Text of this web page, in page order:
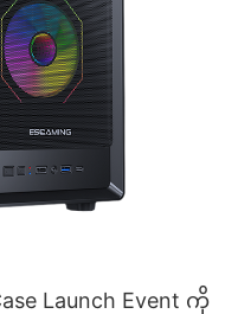
Launch Event ကို